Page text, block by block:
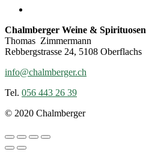
Chalmberger Weine & Spirituosen
Thomas Zimmermann
Rebbergstrasse 24, 5108 Oberflachs
info@chalmberger.ch
Tel. 056 443 26 39
© 2020 Chalmberger